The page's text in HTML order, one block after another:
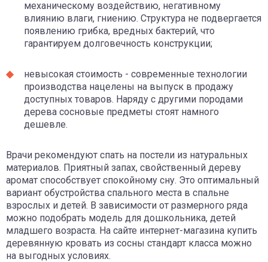
механическому воздействию, негативному
влиянию влаги, гниению. Структура не подвергается
появлению грибка, вредных бактерий, что
гарантируем долговечность конструкции;
невысокая стоимость - современные технологии
производства нацелены на выпуск в продажу
доступных товаров. Наряду с другими породами
дерева сосновые предметы стоят намного
дешевле.
Врачи рекомендуют спать на постели из натуральных
материалов. Приятный запах, свойственный дереву
аромат способствует спокойному сну. Это оптимальный
вариант обустройства спального места в спальне
взрослых и детей. В зависимости от размерного ряда
можно подобрать модель для дошкольника, детей
младшего возраста. На сайте интернет-магазина купить
деревянную кровать из сосны стандарт класса можно
на выгодных условиях.